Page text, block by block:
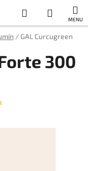
Hľadať
KOŠÍK
/ GAL Curcugreen
300